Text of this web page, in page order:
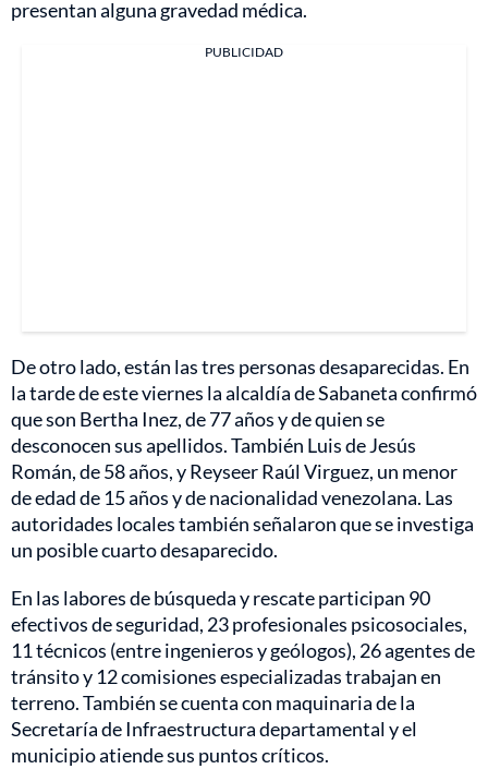
presentan alguna gravedad médica.
PUBLICIDAD
De otro lado, están las tres personas desaparecidas. En
la tarde de este viernes la alcaldía de Sabaneta confirmó
que son Bertha Inez, de 77 años y de quien se
desconocen sus apellidos. También Luis de Jesús
Román, de 58 años, y Reyseer Raúl Virguez, un menor
de edad de 15 años y de nacionalidad venezolana. Las
autoridades locales también señalaron que se investiga
un posible cuarto desaparecido.
En las labores de búsqueda y rescate participan 90
efectivos de seguridad, 23 profesionales psicosociales,
11 técnicos (entre ingenieros y geólogos), 26 agentes de
tránsito y 12 comisiones especializadas trabajan en
terreno. También se cuenta con maquinaria de la
Secretaría de Infraestructura departamental y el
municipio atiende sus puntos críticos.